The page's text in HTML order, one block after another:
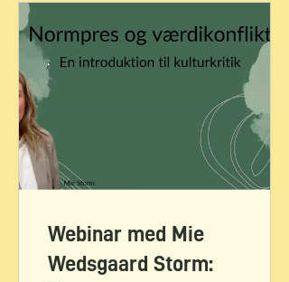
Webinar med Mie
Wedsgaard Storm: